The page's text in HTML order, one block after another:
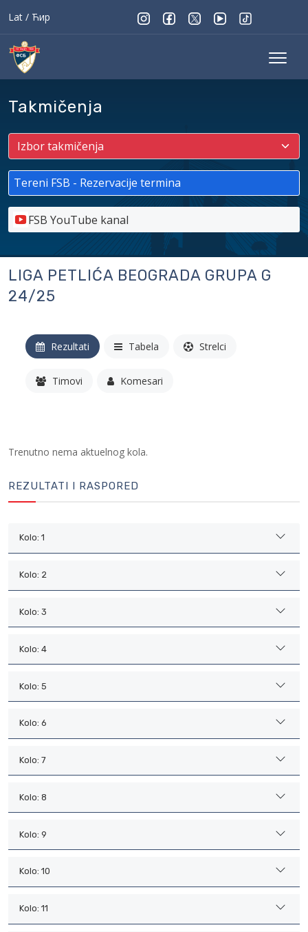
Lat / Ћир
Takmičenja
Tereni FSB - Rezervacije termina
FSB YouTube kanal
LIGA PETLIĆA BEOGRADA GRUPA G
24/25
Rezultati Tabela Strelci
Timovi Komesari
Trenutno nema aktuelnog kola.
REZULTATI I RASPORED
Kolo: 1
Kolo: 2
Kolo: 3
Kolo: 4
Kolo: 5
Kolo: 6
Kolo: 7
Kolo: 8
Kolo: 9
Kolo: 10
Kolo: 11